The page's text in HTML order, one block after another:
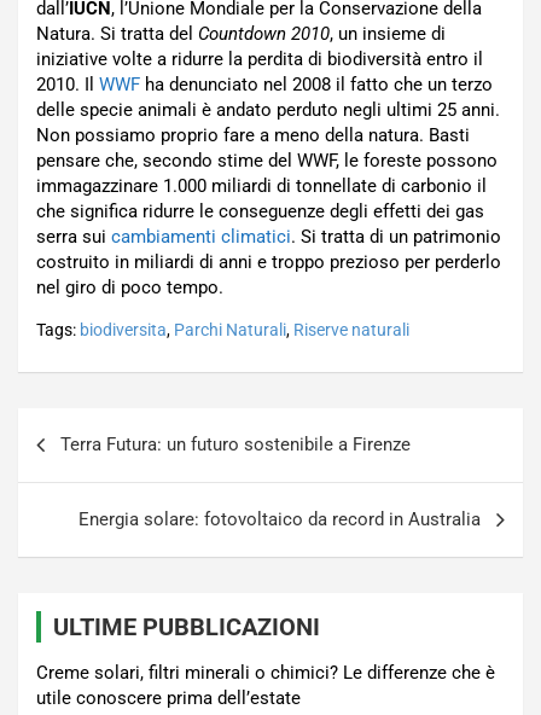
dall’IUCN, l’Unione Mondiale per la Conservazione della
Natura. Si tratta del Countdown 2010, un insieme di
iniziative volte a ridurre la perdita di biodiversità entro il
2010. Il WWF ha denunciato nel 2008 il fatto che un terzo
delle specie animali è andato perduto negli ultimi 25 anni.
Non possiamo proprio fare a meno della natura. Basti
pensare che, secondo stime del WWF, le foreste possono
immagazzinare 1.000 miliardi di tonnellate di carbonio il
che significa ridurre le conseguenze degli effetti dei gas
serra sui cambiamenti climatici. Si tratta di un patrimonio
costruito in miliardi di anni e troppo prezioso per perderlo
nel giro di poco tempo.
Tags: biodiversita, Parchi Naturali, Riserve naturali
Terra Futura: un futuro sostenibile a Firenze
Energia solare: fotovoltaico da record in Australia
ULTIME PUBBLICAZIONI
Creme solari, filtri minerali o chimici? Le differenze che è
utile conoscere prima dell’estate